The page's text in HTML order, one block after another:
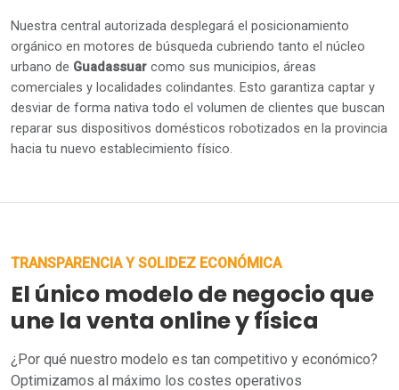
Nuestra central autorizada desplegará el posicionamiento
orgánico en motores de búsqueda cubriendo tanto el núcleo
urbano de Guadassuar como sus municipios, áreas
comerciales y localidades colindantes. Esto garantiza captar y
desviar de forma nativa todo el volumen de clientes que buscan
reparar sus dispositivos domésticos robotizados en la provincia
hacia tu nuevo establecimiento físico.
TRANSPARENCIA Y SOLIDEZ ECONÓMICA
El único modelo de negocio que
une la venta online y física
¿Por qué nuestro modelo es tan competitivo y económico?
Optimizamos al máximo los costes operativos